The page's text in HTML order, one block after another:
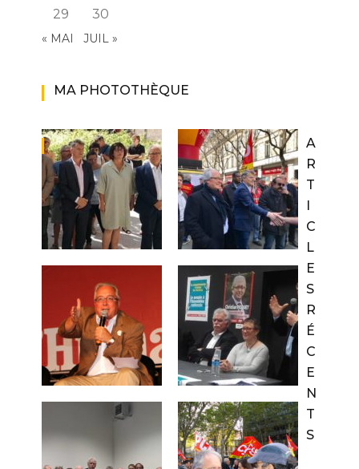
29
30
« MAI JUIL »
MA PHOTOTHÈQUE
A
R
T
I
C
L
E
S
R
É
C
E
N
T
S